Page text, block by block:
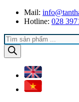
Mail:
Hotline: 028
Products
search